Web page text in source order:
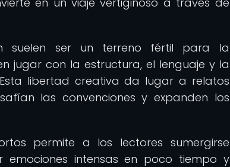
suelen ser un terreno fértil para la
jugar con la estructura, el lenguaje y la
libertad creativa da lugar a relatos
las convenciones y expanden los
permite a los lectores sumergirse
emociones intensas en poco tiempo y